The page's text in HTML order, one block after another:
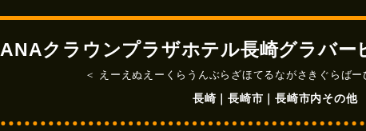
ANAクラウンプラザホテル長崎グラバー
＜ えーえぬえーくらうんぶらざほてるながさきぐらば
長崎｜長崎市｜長崎市内その他